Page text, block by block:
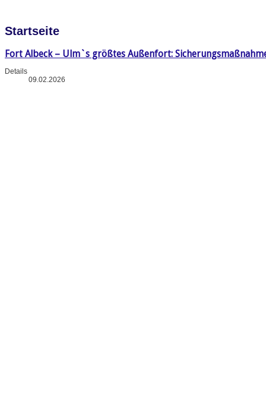
Startseite
Fort Albeck – Ulm`s größtes Außenfort:
Details
09.02.2026